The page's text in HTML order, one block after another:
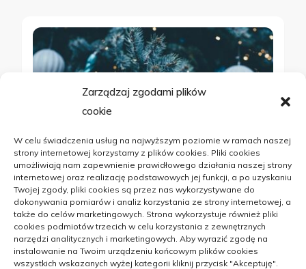
Zarządzaj zgodami plików
cookie
W celu świadczenia usług na najwyższym poziomie w ramach naszej
strony internetowej korzystamy z plików cookies. Pliki cookies
umożliwiają nam zapewnienie prawidłowego działania naszej strony
internetowej oraz realizację podstawowych jej funkcji, a po uzyskaniu
Twojej zgody, pliki cookies są przez nas wykorzystywane do
dokonywania pomiarów i analiz korzystania ze strony internetowej, a
także do celów marketingowych. Strona wykorzystuje również pliki
cookies podmiotów trzecich w celu korzystania z zewnętrznych
narzędzi analitycznych i marketingowych. Aby wyrazić zgodę na
instalowanie na Twoim urządzeniu końcowym plików cookies
wszystkich wskazanych wyżej kategorii kliknij przycisk "Akceptuję".
DOM
Wybór choinki świątecznej – na jakie
rzeczy zwracać uwagę